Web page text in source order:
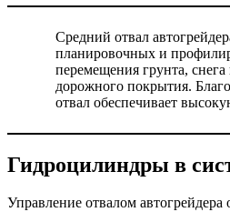
Средний отвал
планировочных и
перемещения грунта,
дорожного покрытия.
отвал обеспечивает
Гидроцилиндры в
Управление отвалом